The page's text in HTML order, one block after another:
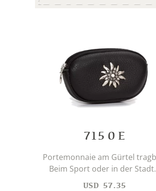
715 0 E
Portemonnaie am Gürtel
Beim Sport oder in der
USD 57.35